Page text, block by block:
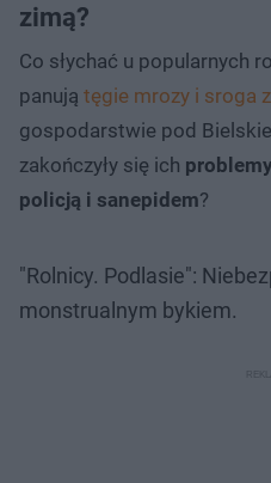
zimą?
Co słychać u popularnych
panują tęgie mrozy i sroga
gospodarstwie pod
zakończyły się ich
policją i sanepidem?
"Rolnicy. Podlasie":
monstrualnym bykiem.